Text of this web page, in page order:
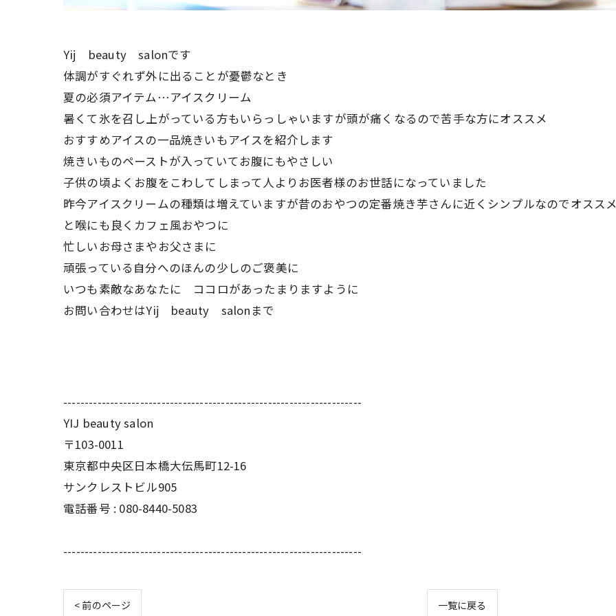
Yij beauty salonです
体調がすぐれず外に出ることが憂鬱なとき
夏の必須アイテム…アイスクリーム
暑くて氷を召し上がっている方もいらっしゃいますが頭が痛くなるので苦手な方にオススメ
おすすめアイスの一品焼きいもアイスを紹介します
焼きいものペーストが入っていてお腹にもやさしい
子供の頃よくお腹をこわしてしまって人よりお医者様のお世話になっていました
昨今アイスクリームの種類は増えていますが昔のおやつの定番焼き芋さんに近くシンプルなのでオスス
と喉にも良くカフェ風おやつに
忙しいお母さまやお父さまに
頑張っている自分へのほんの少しのご褒美に
いつも素敵なあなたに ココロがあったまりますように
お問い合わせはYij beauty salonまで
----------------------------------------------------------------------
YIJ beauty salon
〒103-0011
東京都中央区日本橋大伝馬町12-16
サンクレストビル905
電話番号 : 080-8440-5083
----------------------------------------------------------------------
< 前のページ 一覧に戻る